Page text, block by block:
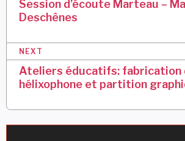
a
i
g
t
i
Session d’écoute Marteau –
Deschênes
NEXT
Ateliers éducatifs: fabrication
hélixophone et partition